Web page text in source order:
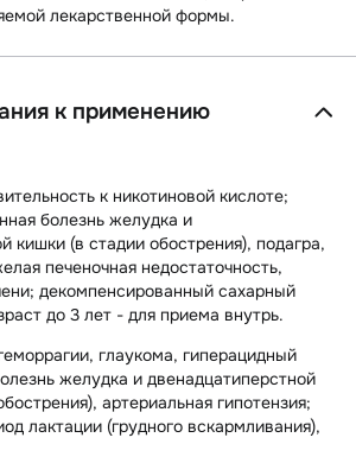
лекарственной формы.
к применению
к никотиновой кислоте;
болезнь желудка и
кишки (в стадии обострения), подагра,
печеночная недостаточность,
декомпенсированный сахарный
до 3 лет - для приема внутрь.
глаукома, гиперацидный
желудка и двенадцатиперстной
артериальная гипотензия;
лактации (грудного вскармливания),